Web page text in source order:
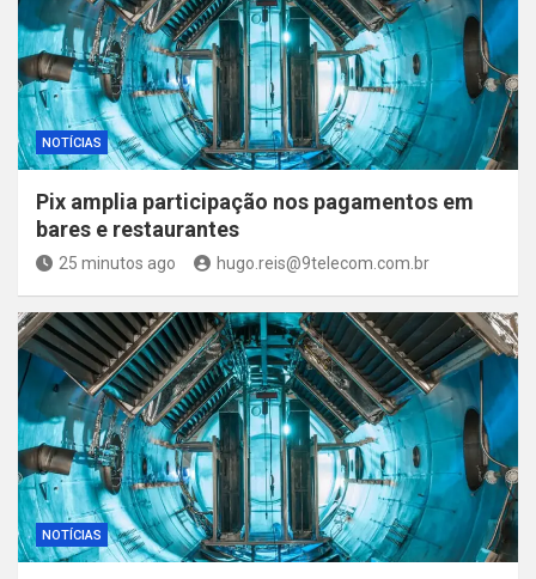
NOTÍCIAS
Pix amplia participação nos pagamentos em
bares e restaurantes
25 minutos ago hugo.reis@9telecom.com.br
NOTÍCIAS